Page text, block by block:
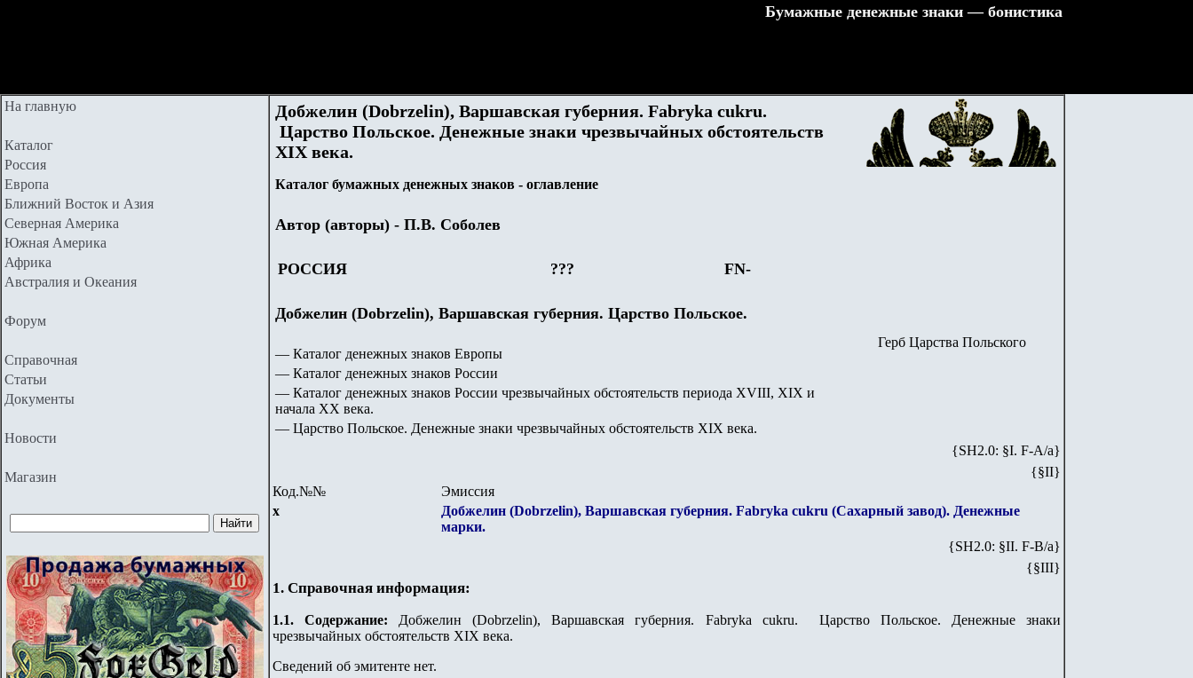
Бумажные денежные знаки — бонистика
На главную
Каталог
Россия
Европа
Ближний Восток и Азия
Северная Америка
Южная Америка
Африка
Австралия и Океания
Форум
Справочная
Статьи
Документы
Новости
Магазин
Добжелин (Dobrzelin), Варшавская губерния. Fabryka cukru.
Царство Польское. Денежные знаки чрезвычайных обстоятельств
XIX века.
Каталог бумажных денежных знаков - оглавление
Автор (авторы) - П.В. Соболев
РОССИЯ ??? FN-
Добжелин (Dobrzelin), Варшавская губерния. Царство Польское.
— Каталог денежных знаков Европы
— Каталог денежных знаков России
— Каталог денежных знаков России чрезвычайных обстоятельств периода XVIII, XIX и
начала ХХ века.
— Царство Польское. Денежные знаки чрезвычайных обстоятельств XIX века.
Герб Царства Польского
{SH2.0: §I. F-А/а}
{§II}
Код.№№
Эмиссия
х
Добжелин (Dobrzelin), Варшавская губерния. Fabryka cukru (Сахарный завод). Денежные
марки.
{SH2.0: §II. F-B/а}
{§III}
1. Справочная информация:
1.1. Содержание: Добжелин (Dobrzelin), Варшавская губерния. Fabryka cukru. Царство Польское. Денежные знаки
чрезвычайных обстоятельств XIX века.
Сведений об эмитенте нет.